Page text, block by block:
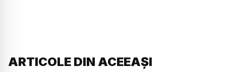
ARTICOLE DIN ACEEAȘI